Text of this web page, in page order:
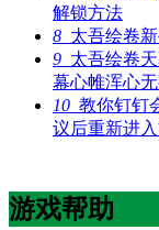
解锁方法
8 太吾绘卷
9 太吾绘卷
幕心帷浑心
10 教你钉钉
议后重新进
游戏帮助